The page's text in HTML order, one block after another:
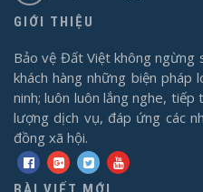
GIỚI THIỆU
Bảo vệ Đất Việt không ngừng
khách hàng những biện
ninh; luôn luôn lắng nghe, tiếp
lượng dịch vụ, đáp ứng các
đồng xã hội.